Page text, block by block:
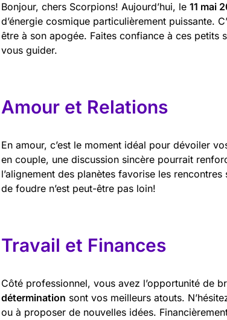
Bonjour, chers Scorpions! Aujourd’hui, le 11 mai
d’énergie cosmique particulièrement puissante.
être à son apogée. Faites confiance à ces petits
vous guider.
Amour et Relations
En amour, c’est le moment idéal pour dévoiler
en couple, une discussion sincère pourrait
l’alignement des planètes favorise les
de foudre n’est peut-être pas loin!
Travail et Finances
Côté professionnel, vous avez l’opportunité de
détermination sont vos meilleurs atouts.
ou à proposer de nouvelles idées.